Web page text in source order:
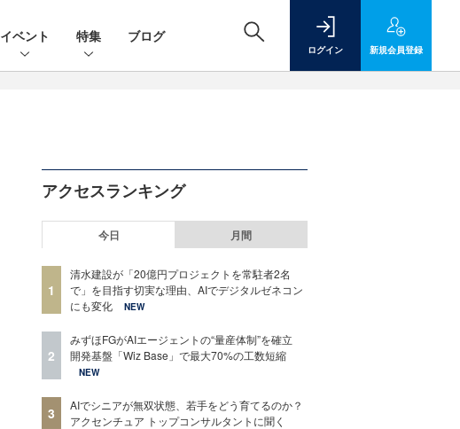
イベント 特集 ブログ
ログイン 新規会員登録
アクセスランキング
今日 月間
1
清水建設が「20億円プロジェクトを常駐者2名
で」を目指す切実な理由、AIでデジタルゼネコン
にも変化
NEW
2
みずほFGがAIエージェントの“量産体制”を確立
開発基盤「Wiz Base」で最大70%の工数短縮
NEW
3
AIでシニアが無双状態、若手をどう育てるのか？
アクセンチュア トップコンサルタントに聞く